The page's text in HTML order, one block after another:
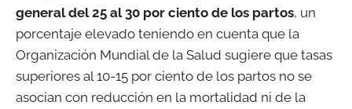
general del 25 al 30 por ciento de los partos, un
porcentaje elevado teniendo en cuenta que la
Organización Mundial de la Salud sugiere que tasas
superiores al 10-15 por ciento de los partos no se
asocian con reducción en la mortalidad ni de la